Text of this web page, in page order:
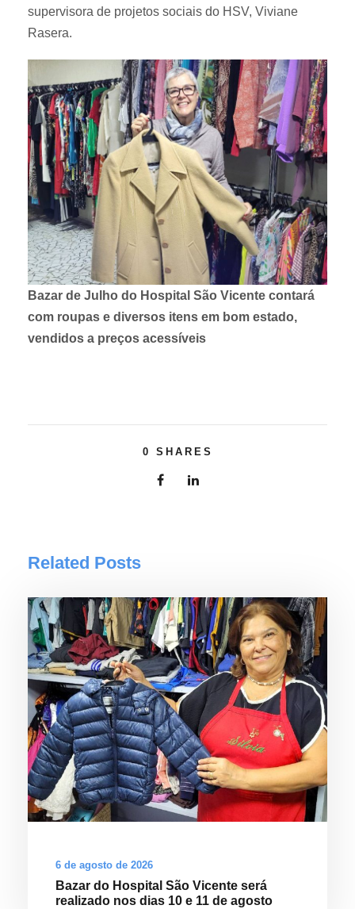
supervisora de projetos sociais do HSV, Viviane
Rasera.
Bazar de Julho do Hospital São Vicente contará
com roupas e diversos itens em bom estado,
vendidos a preços acessíveis
0 SHARES
Related Posts
6 de agosto de 2026
Bazar do Hospital São Vicente será
realizado nos dias 10 e 11 de agosto